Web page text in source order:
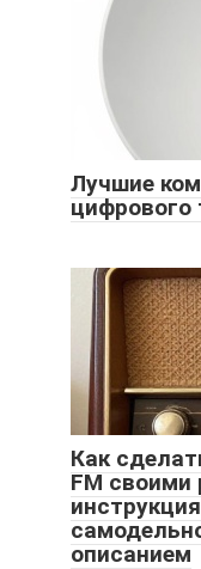
Лучшие
цифрового
Как
FM своими
описанием